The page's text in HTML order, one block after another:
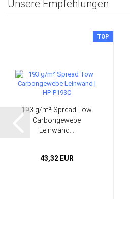
Unsere Empfehlungen
TOP
193 g/m² Spread Tow
Carbongewebe
Leinwand...
43,32 EUR